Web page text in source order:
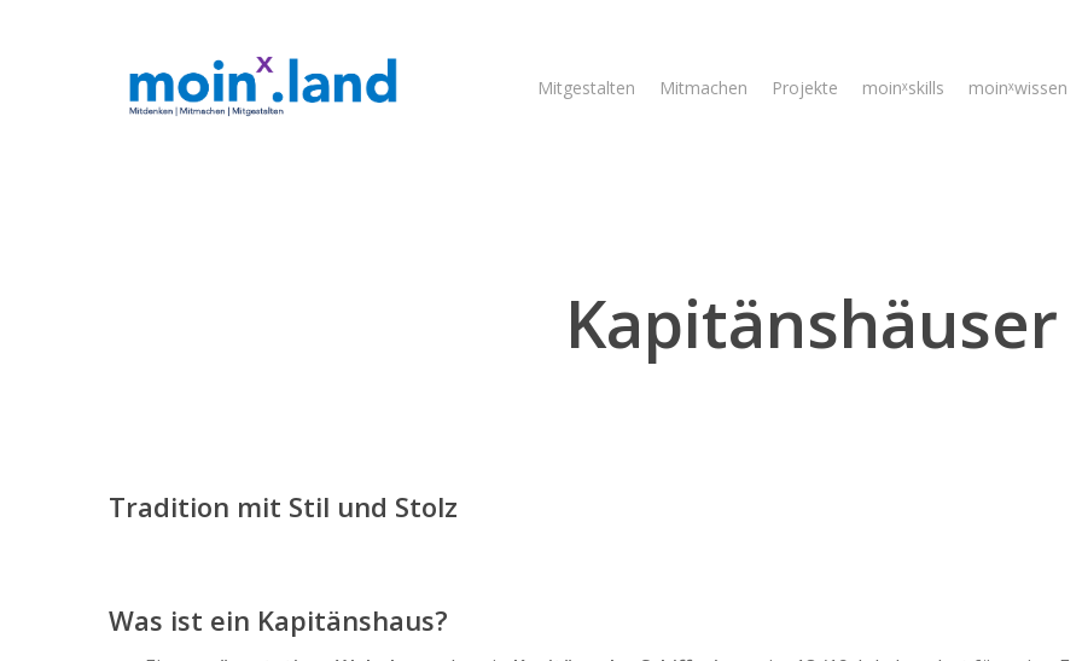
Hit enter to search or ESC to close
Mitgestalten Mitmachen Projekte moinˣskills moinˣwissen
Kapitänshäuser
Tradition mit Stil und Stolz
Was ist ein Kapitänshaus?